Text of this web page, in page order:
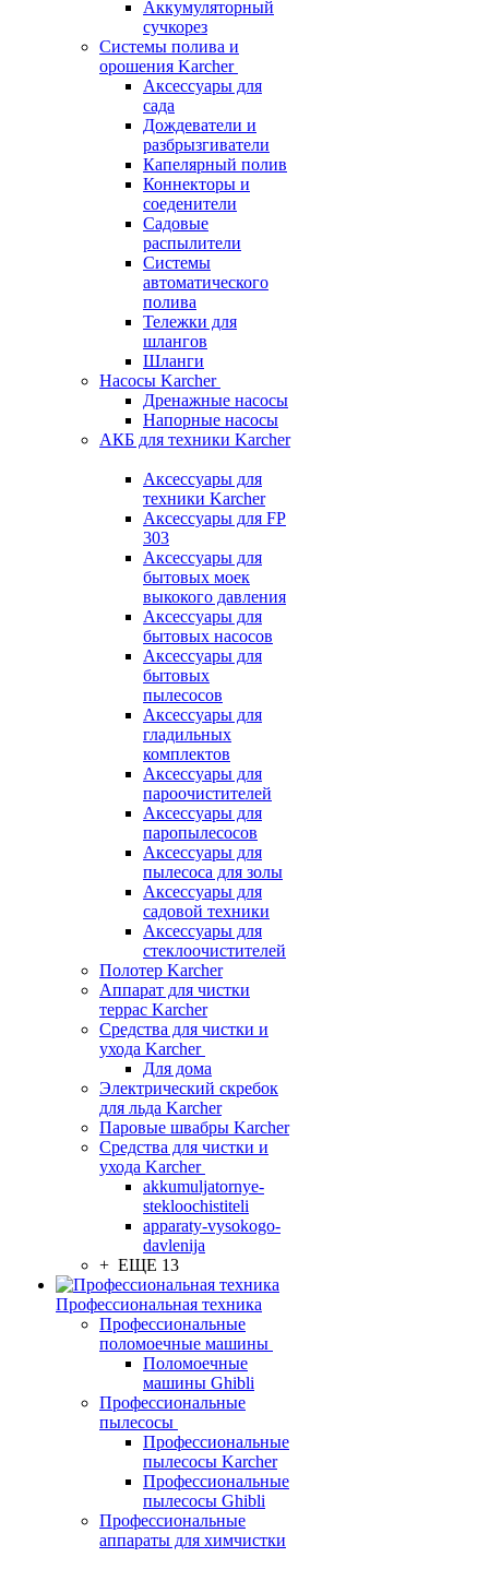
Аккумуляторный
сучкорез
Системы полива и
орошения Karcher
Аксессуары для
сада
Дождеватели и
разбрызгиватели
Капелярный полив
Коннекторы и
соеденители
Садовые
распылители
Системы
автоматического
полива
Тележки для
шлангов
Шланги
Насосы Karcher
Дренажные насосы
Напорные насосы
АКБ для техники Karcher
Аксессуары для
техники Karcher
Аксессуары для FP
303
Аксессуары для
бытовых моек
выкокого давления
Аксессуары для
бытовых насосов
Аксессуары для
бытовых
пылесосов
Аксессуары для
гладильных
комплектов
Аксессуары для
пароочистителей
Аксессуары для
паропылесосов
Аксессуары для
пылесоса для золы
Аксессуары для
садовой техники
Аксессуары для
стеклоочистителей
Полотер Karcher
Аппарат для чистки
террас Karcher
Средства для чистки и
ухода Karcher
Для дома
Электрический скребок
для льда Karcher
Паровые швабры Karcher
Средства для чистки и
ухода Karcher
akkumuljatornye-
stekloochistiteli
apparaty-vysokogo-
davlenija
+ ЕЩЕ 13
Профессиональная техника
Профессиональные
поломоечные машины
Поломоечные
машины Ghibli
Профессиональные
пылесосы
Профессиональные
пылесосы Karcher
Профессиональные
пылесосы Ghibli
Профессиональные
аппараты для химчистки